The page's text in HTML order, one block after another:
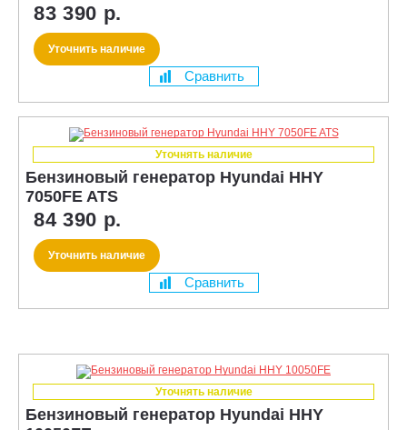
83 390 р.
Уточнить наличие
Сравнить
Уточнять наличие
Бензиновый генератор Hyundai HHY
7050FE ATS
84 390 р.
Уточнить наличие
Сравнить
Уточнять наличие
Бензиновый генератор Hyundai HHY